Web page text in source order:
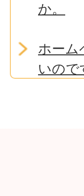
か。
ホーム
いので